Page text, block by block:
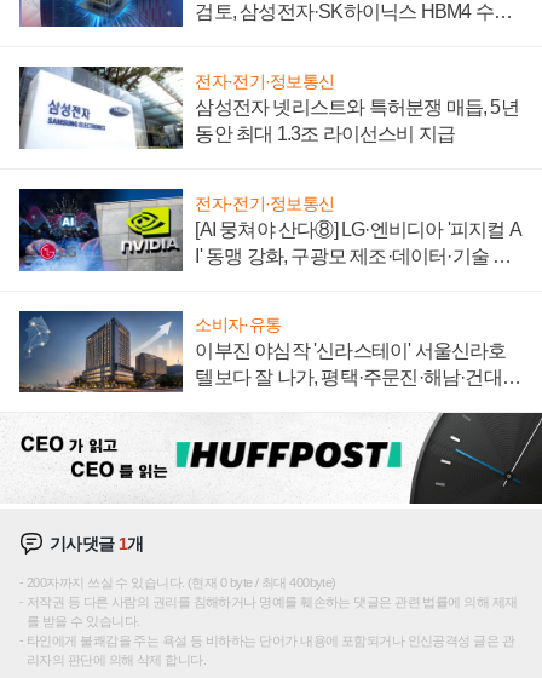
검토, 삼성전자·SK하이닉스 HBM4 수율
전자·전기·정보통신
삼성전자 넷리스트와 특허분쟁 매듭, 5년
동안 최대 1.3조 라이선스비 지급
전자·전기·정보통신
[AI 뭉쳐야 산다⑧] LG·엔비디아 '피지컬 A
I' 동맹 강화, 구광모 제조·데이터·기술 결
소비자·유통
이부진 야심작 '신라스테이' 서울신라호
텔보다 잘 나가, 평택·주문진·해남·건대로
기사댓글 1개
200자까지 쓰실 수 있습니다. (현재 0 byte / 최대 400byte)
저작권 등 다른 사람의 권리를 침해하거나 명예를 훼손하는 댓글은 관련 법률에 의해 제재
를 받을 수 있습니다.
타인에게 불쾌감을 주는 욕설 등 비하하는 단어가 내용에 포함되거나 인신공격성 글은 관
리자의 판단에 의해 삭제 합니다.